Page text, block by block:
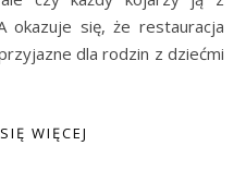
okazuje się, że restauracja
dla rodzin z dziećmi
WIĘCEJ